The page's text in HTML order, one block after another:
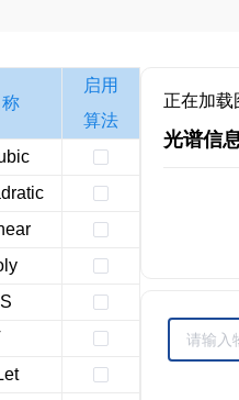
启用
算法
正在加载
光谱信